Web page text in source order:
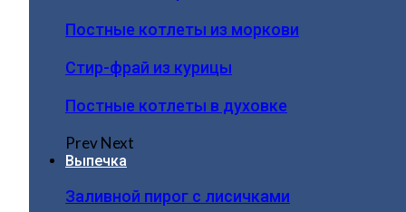
Постные котлеты из моркови
Стир-фрай из курицы
Постные котлеты в духовке
PrevNext
Выпечка
Заливной пирог с лисичками